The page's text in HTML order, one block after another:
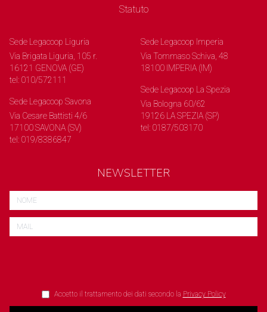
Statuto
Sede Legacoop Liguria
Via Brigata Liguria, 105 r.
16121 GENOVA (GE)
tel: 010/572111
Sede Legacoop Savona
Via Cesare Battisti 4/6
17100 SAVONA (SV)
tel: 019/8386847
Sede Legacoop Imperia
Via Tommaso Schiva, 48
18100 IMPERIA (IM)
Sede Legacoop La Spezia
Via Bologna 60/62
19126 LA SPEZIA (SP)
tel: 0187/503170
NEWSLETTER
Accetto il trattamento dei dati secondo la Privacy Policy